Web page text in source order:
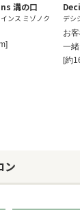
溝の口
ンス ミゾノク
デシ
お
一緒
[約
ン